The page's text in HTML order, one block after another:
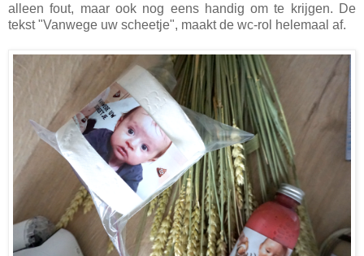
alleen fout, maar ook nog eens handig om te krijgen. De
tekst "Vanwege uw scheetje", maakt de wc-rol helemaal af.